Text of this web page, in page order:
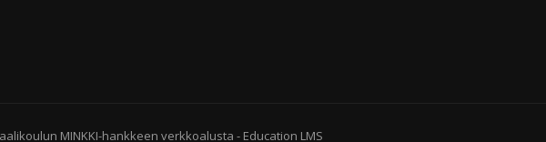
MINKKI-hankkeen verkkoalusta - Education LMS